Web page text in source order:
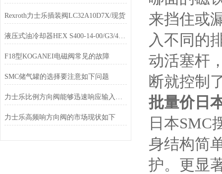
Rexroth力士乐插装阀LC32A10D7X/现货
液压式油冷却器HEX S400-14-00/G3/4使用说明
F18型KOGANEI电磁阀常见的故障
SMC储气罐的选择要注意如下问题
力士乐比例方向阀能够迅速响应输入信号的变化
力士乐高频响方向阀的市场现状如下
来挡住或
入不同的
动活塞杆
断就控制
批量价日
日本SMC
身结构简
护。更显